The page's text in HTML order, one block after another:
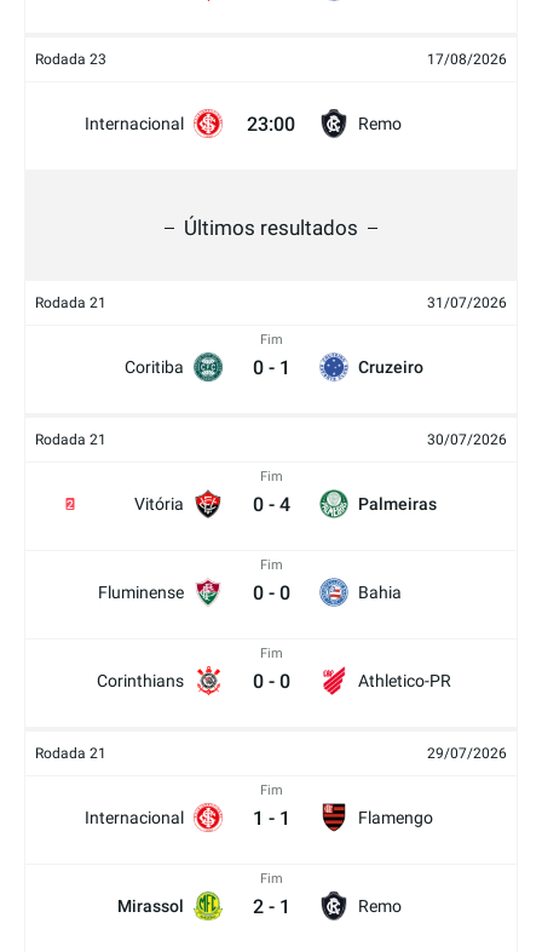
Rodada 23 17/08/2026
Internacional 23:00 Remo
Últimos resultados
Rodada 21 31/07/2026
Coritiba
Fim
0 - 1 Cruzeiro
Rodada 21 30/07/2026
Vitória
2
Fim
0 - 4 Palmeiras
Fluminense
Fim
0 - 0 Bahia
Corinthians
Fim
0 - 0 Athletico-PR
Rodada 21 29/07/2026
Internacional
Fim
1 - 1 Flamengo
Mirassol
Fim
2 - 1 Remo